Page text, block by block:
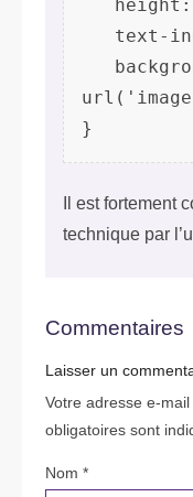
Il est fortement
technique par
Commentaires
Laisser un
Votre adresse e-
obligatoires sont
Nom *